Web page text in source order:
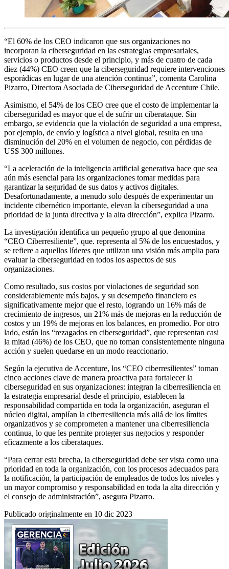
“El 60% de los CEO indicaron que sus organizaciones no
incorporan la ciberseguridad en las estrategias empresariales,
servicios o productos desde el principio, y más de cuatro de cada
diez (44%) CEO creen que la ciberseguridad requiere intervenciones
esporádicas en lugar de una atención continua”, comenta Carolina
Pizarro, Directora Asociada de Ciberseguridad de Accenture Chile.
Asimismo, el 54% de los CEO cree que el costo de implementar la
ciberseguridad es mayor que el de sufrir un ciberataque. Sin
embargo, se evidencia que la violación de seguridad a una empresa,
por ejemplo, de envío y logística a nivel global, resulta en una
disminución del 20% en el volumen de negocio, con pérdidas de
US$ 300 millones.
“La aceleración de la inteligencia artificial generativa hace que sea
aún más esencial para las organizaciones tomar medidas para
garantizar la seguridad de sus datos y activos digitales.
Desafortunadamente, a menudo solo después de experimentar un
incidente cibernético importante, elevan la ciberseguridad a una
prioridad de la junta directiva y la alta dirección”, explica Pizarro.
La investigación identifica un pequeño grupo al que denomina
“CEO Ciberresiliente”, que. representa al 5% de los encuestados, y
se refiere a aquellos líderes que utilizan una visión más amplia para
evaluar la ciberseguridad en todos los aspectos de sus
organizaciones.
Como resultado, sus costos por violaciones de seguridad son
considerablemente más bajos, y su desempeño financiero es
significativamente mejor que el resto, logrando un 16% más de
crecimiento de ingresos, un 21% más de mejoras en la reducción de
costos y un 19% de mejoras en los balances, en promedio. Por otro
lado, están los “rezagados en ciberseguridad”, que representan casi
la mitad (46%) de los CEO, que no toman consistentemente ninguna
acción y suelen quedarse en un modo reaccionario.
Según la ejecutiva de Accenture, los “CEO ciberresilientes” toman
cinco acciones clave de manera proactiva para fortalecer la
ciberseguridad en sus organizaciones: integran la ciberresiliencia en
la estrategia empresarial desde el principio, establecen la
responsabilidad compartida en toda la organización, aseguran el
núcleo digital, amplían la ciberresiliencia más allá de los límites
organizativos y se comprometen a mantener una ciberresiliencia
continua, lo que les permite proteger sus negocios y responder
eficazmente a los ciberataques.
“Para cerrar esta brecha, la ciberseguridad debe ser vista como una
prioridad en toda la organización, con los procesos adecuados para
la notificación, la participación de empleados de todos los niveles y
un mayor compromiso y responsabilidad en toda la alta dirección y
el consejo de administración”, asegura Pizarro.
Publicado originalmente en 10 dic 2023